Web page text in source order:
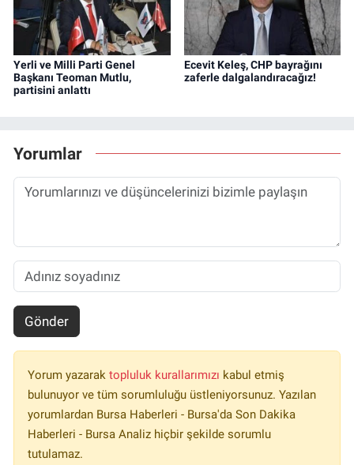
Yerli ve Milli Parti Genel
Başkanı Teoman Mutlu,
partisini anlattı
Ecevit Keleş, CHP bayrağını
zaferle dalgalandıracağız!
Yorumlar
Gönder
Yorum yazarak topluluk kurallarımızı kabul etmiş
bulunuyor ve tüm sorumluluğu üstleniyorsunuz. Yazılan
yorumlardan Bursa Haberleri - Bursa'da Son Dakika
Haberleri - Bursa Analiz hiçbir şekilde sorumlu
tutulamaz.